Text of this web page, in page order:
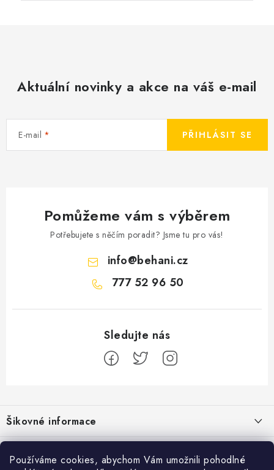
Používáme cookies, abychom Vám umožnili pohodlné
Aktuální novinky a akce na váš e-mail
E-mail PŘIHLÁSIT SE
Pomůžeme vám s výběrem
Potřebujete s něčím poradit? Jsme tu pro vás!
info@behani.cz
777 52 96 50
á
p
a
Šikovné informace
Ceník dopravy
Běžecké zajímavosti